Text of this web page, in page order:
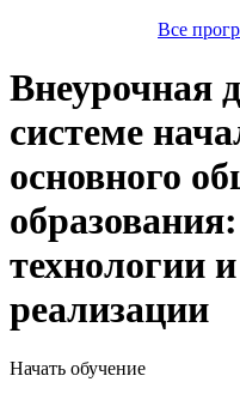
Все
Внеурочная
системе
основного
технологии
реализации
Начать обучение